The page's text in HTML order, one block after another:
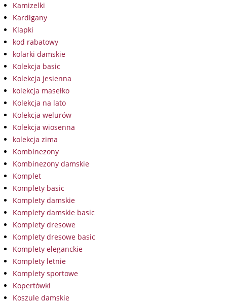
Kamizelki
Kardigany
Klapki
kod rabatowy
kolarki damskie
Kolekcja basic
Kolekcja jesienna
kolekcja masełko
Kolekcja na lato
Kolekcja welurów
Kolekcja wiosenna
kolekcja zima
Kombinezony
Kombinezony damskie
Komplet
Komplety basic
Komplety damskie
Komplety damskie basic
Komplety dresowe
Komplety dresowe basic
Komplety eleganckie
Komplety letnie
Komplety sportowe
Kopertówki
Koszule damskie